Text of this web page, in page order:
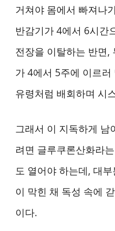
거쳐야 몸에서 빠져나
반감기가 4에서 6시간
전장을 이탈하는 반면,
가 4에서 5주에 이르
유령처럼 배회하며 시
그래서 이 지독하게 남
려면 글루쿠론산화라
도 열어야 하는데, 대
이 막힌 채 독성 속에
이다.